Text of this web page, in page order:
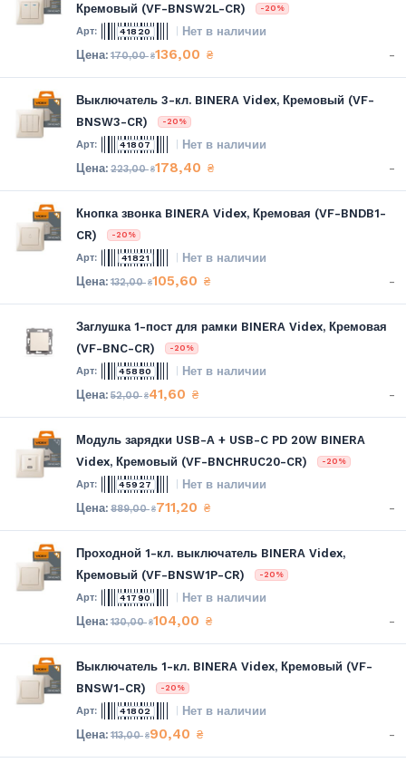
Кремовый (VF-BNSW2L-CR)
-20%
41820 Нет в наличии
170,00₴136,00 ₴ -
Выключатель 3-кл. BINERA Videx, Кремовый (VF-
BNSW3-CR)
-20%
41807 Нет в наличии
223,00₴178,40 ₴ -
Кнопка звонка BINERA Videx, Кремовая (VF-BNDB1-
CR)
-20%
41821 Нет в наличии
132,00₴105,60 ₴ -
Заглушка 1-пост для рамки BINERA Videx, Кремовая
(VF-BNC-CR)
-20%
45880 Нет в наличии
52,00₴41,60 ₴ -
Модуль зарядки USB-A + USB-C PD 20W BINERA
Videx, Кремовый (VF-BNCHRUC20-CR)
-20%
45927 Нет в наличии
889,00₴711,20 ₴ -
Проходной 1-кл. выключатель BINERA Videx,
Кремовый (VF-BNSW1P-CR)
-20%
41790 Нет в наличии
130,00₴104,00 ₴ -
Выключатель 1-кл. BINERA Videx, Кремовый (VF-
BNSW1-CR)
-20%
41802 Нет в наличии
113,00₴90,40 ₴ -